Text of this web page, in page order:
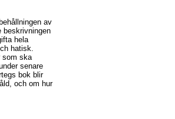
av
beskrivningen
hela
hatisk.
som ska
senare
bok blir
och om hur